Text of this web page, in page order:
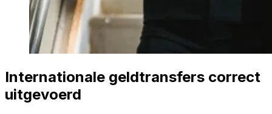
Internationale geldtransfers correct
uitgevoerd